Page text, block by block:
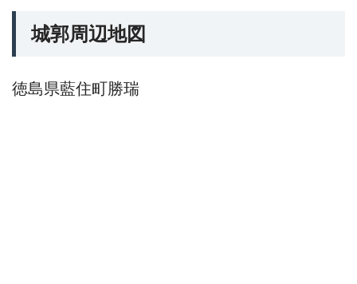
城郭周辺地図
徳島県藍住町勝瑞